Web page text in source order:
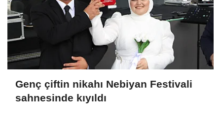
Genç çiftin nikahı Nebiyan Festivali
sahnesinde kıyıldı